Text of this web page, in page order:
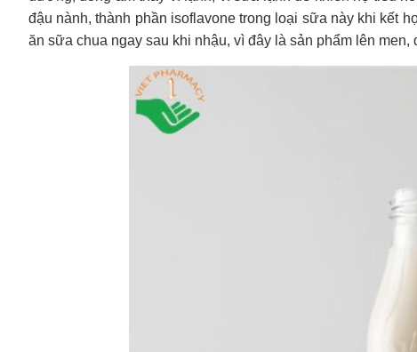
đậu nành, thành phần isoflavone trong loại sữa này khi kết
ăn sữa chua ngay sau khi nhậu, vì đây là sản phẩm lên